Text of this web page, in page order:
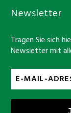
Newsletter
Tragen Sie sich
Newsletter mit